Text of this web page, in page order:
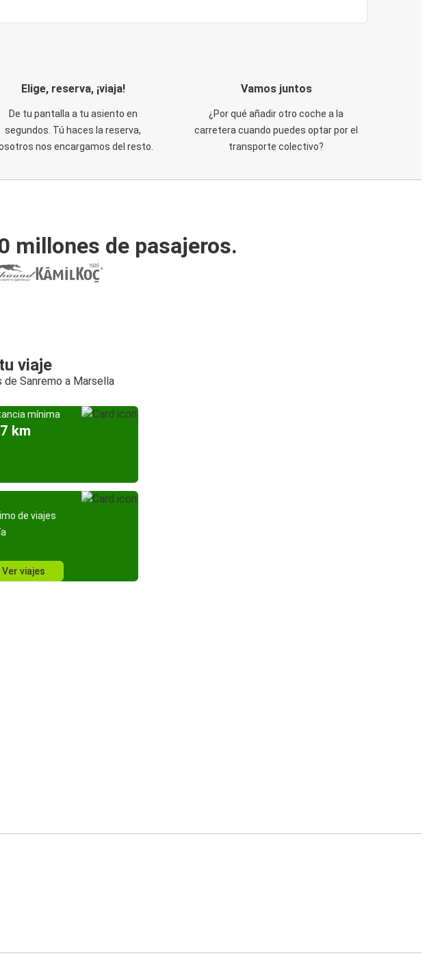
Elige, reserva, ¡viaja!
De tu pantalla a tu asiento en
segundos. Tú haces la reserva,
nos encargamos del resto.
Vamos juntos
¿Por qué añadir otro coche a la
carretera cuando puedes optar por el
transporte colectivo?
millones de pasajeros.
viaje
Sanremo a Marsella
mínima
km
de viajes
Ver viajes